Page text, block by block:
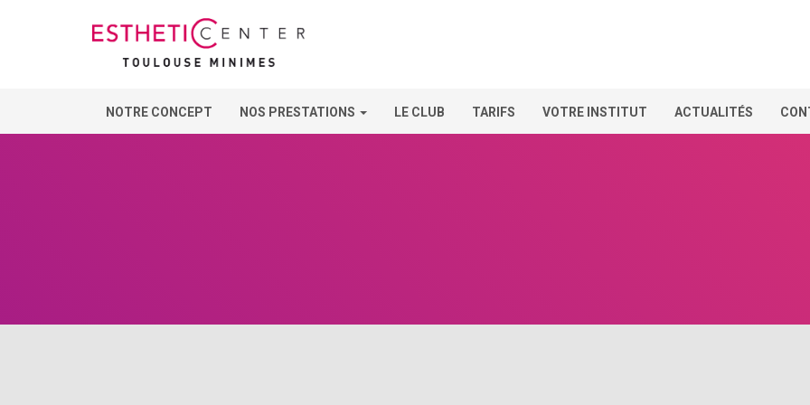
NOTRE CONCEPT NOS PRESTATIONS LE CLUB TARIFS VOTRE INSTITUT ACTUALITÉS